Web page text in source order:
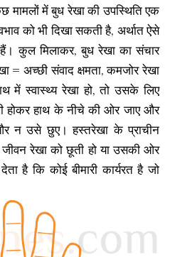
मामलों में बुध रेखा की उपस्थिति एक
को भी दिखा सकती है, अर्थात ऐसे
कुल मिलाकर, बुध रेखा का संचार
= अच्छी संवाद क्षमता, कमजोर रेखा
में स्वास्थ्य रेखा हो, तो उसके लिए
होकर हाथ के नीचे की ओर जाए और
न उसे छुए। हस्तरेखा के प्राचीन
रेखा को छूती हो या उसकी ओर
है कि कोई बीमारी कार्यरत है जो